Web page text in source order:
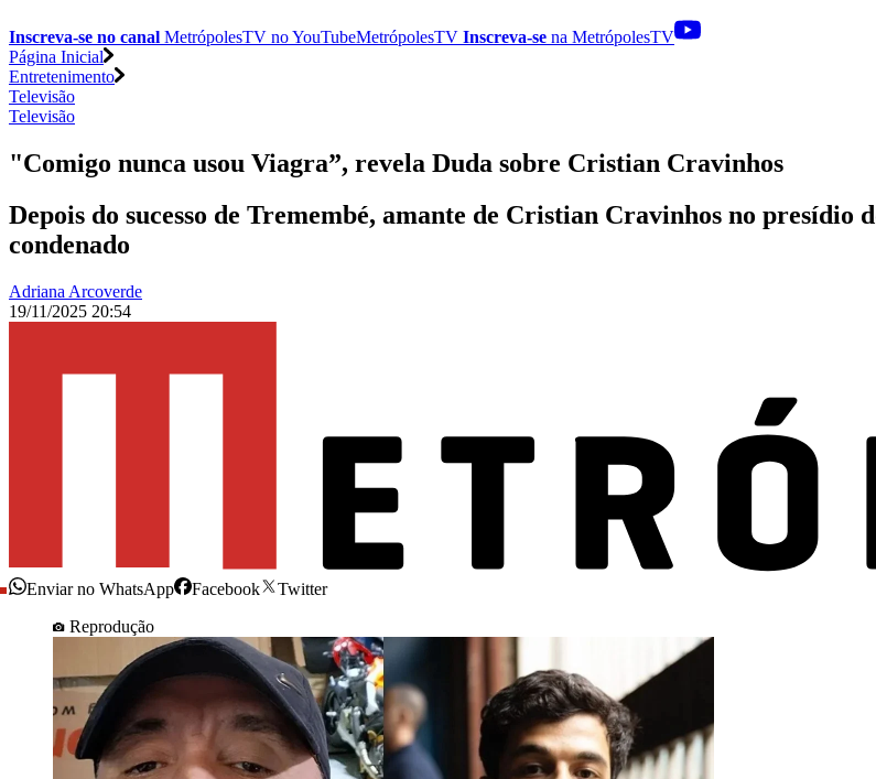
Inscreva-se no canal MetrópolesTV noYouTubeMetrópolesTV Inscreva-se na MetrópolesTV
Página Inicial
Entretenimento
Televisão
Televisão
"Comigo nunca usou Viagra”, revela Duda sobre Cristian Cravinhos
Depois do sucesso de Tremembé, amante de Cristian Cravinhos no presídio
condenado
Adriana Arcoverde
19/11/2025 20:54
Enviar no WhatsApp Facebook
Twitter
Reprodução